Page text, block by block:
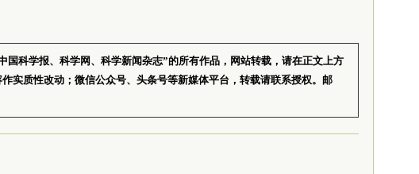
国科学报、科学网、科学新闻杂志”的所有作品，网站转载，请在正文上方
实质性改动；微信公众号、头条号等新媒体平台，转载请联系授权。邮